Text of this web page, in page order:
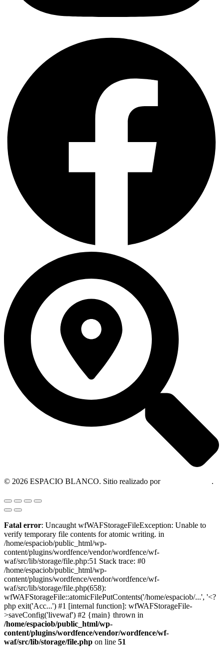
© 2026 ESPACIO BLANCO. Sitio realizado por .
Fatal error: Uncaught wfWAFStorageFileException: Unable to
verify temporary file contents for atomic writing. in
/home/espaciob/public_html/wp-
content/plugins/wordfence/vendor/wordfence/wf-
waf/src/lib/storage/file.php:51 Stack trace: #0
/home/espaciob/public_html/wp-
content/plugins/wordfence/vendor/wordfence/wf-
waf/src/lib/storage/file.php(658):
wfWAFStorageFile::atomicFilePutContents('/home/espaciob/...', '<?
php exit('Acc...') #1 [internal function]: wfWAFStorageFile-
>saveConfig('livewaf') #2 {main} thrown in
/home/espaciob/public_html/wp-
content/plugins/wordfence/vendor/wordfence/wf-
waf/src/lib/storage/file.php on line 51